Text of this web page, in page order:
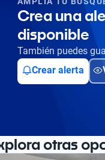
Crea una
disponible
También puedes
Crear alerta
otras